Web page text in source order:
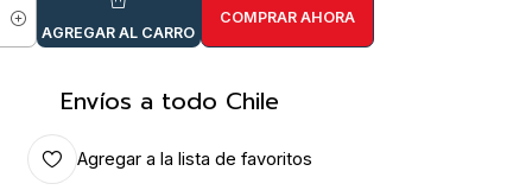
AGREGAR AL CARRO
COMPRAR AHORA
Envíos a todo Chile
Agregar a la lista de favoritos